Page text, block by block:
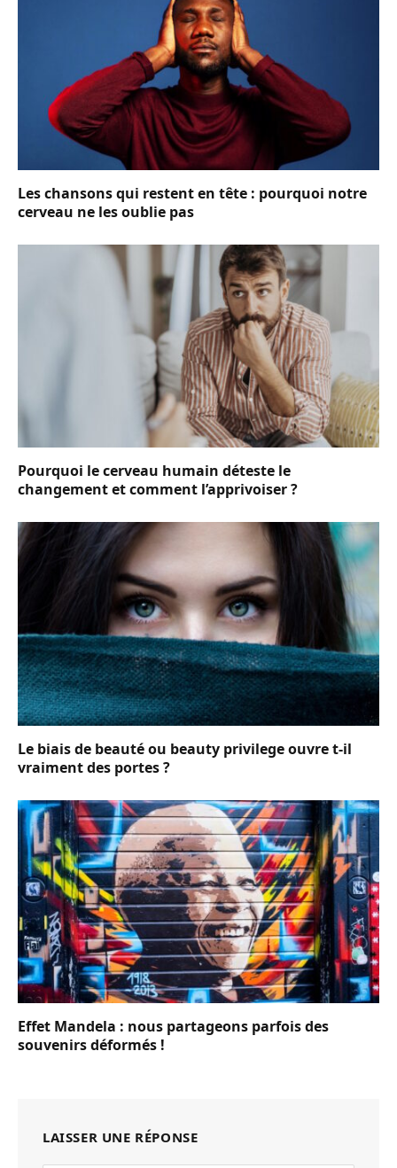
Les chansons qui restent en tête : pourquoi notre
cerveau ne les oublie pas
Pourquoi le cerveau humain déteste le
changement et comment l’apprivoiser ?
Le biais de beauté ou beauty privilege ouvre t-il
vraiment des portes ?
Effet Mandela : nous partageons parfois des
souvenirs déformés !
LAISSER UNE RÉPONSE